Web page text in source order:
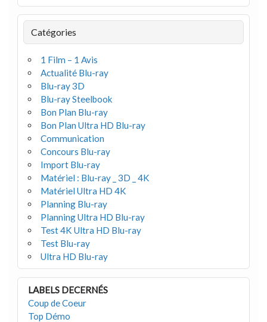
Catégories
1 Film – 1 Avis
Actualité Blu-ray
Blu-ray 3D
Blu-ray Steelbook
Bon Plan Blu-ray
Bon Plan Ultra HD Blu-ray
Communication
Concours Blu-ray
Import Blu-ray
Matériel : Blu-ray _ 3D _ 4K
Matériel Ultra HD 4K
Planning Blu-ray
Planning Ultra HD Blu-ray
Test 4K Ultra HD Blu-ray
Test Blu-ray
Ultra HD Blu-ray
LABELS DECERNÉS
Coup de Coeur
Top Démo